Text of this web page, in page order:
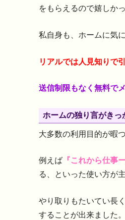
をもらえるので嬉しか
私自身も、ホームに気
リアルでは人見知りで
送信制限もなく無料で
ホームの独り言がき
大多数の利用目的が暇
例えば 『これから仕事
る、といった使い方が
やり取りもたいてい長
することが出来ました。